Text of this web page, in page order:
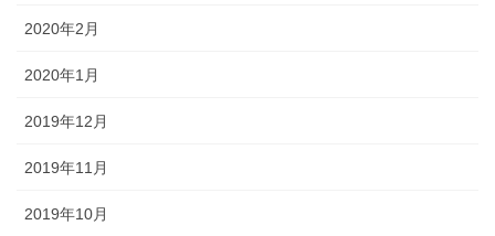
2020年2月
2020年1月
2019年12月
2019年11月
2019年10月